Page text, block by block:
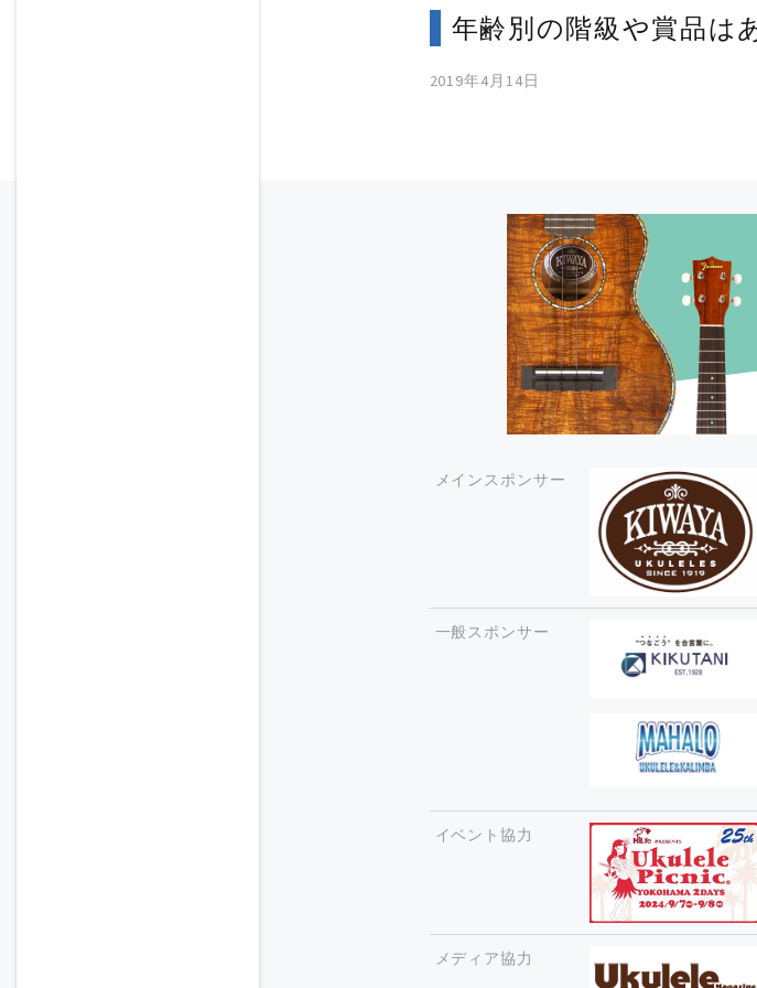
年齢別の階級や賞品は
2019年4月14日
メインスポンサー
一般スポンサー
イベント協力
メディア協力